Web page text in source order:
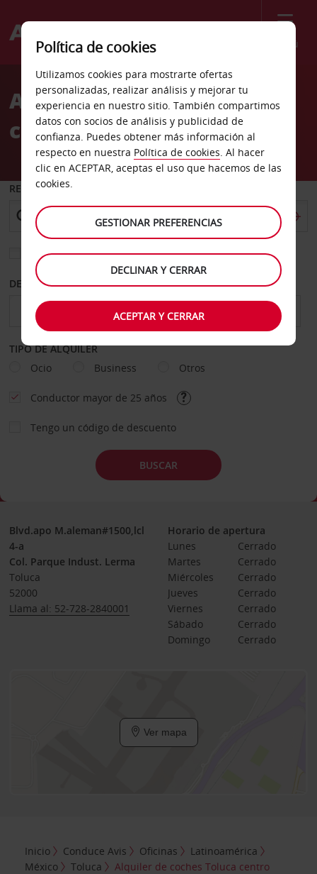
Menú
Welcome
AvisAlquiler de coches Toluca
centro
RECOGER EN
Elegir otra oficina de devolución
DESDE HASTA
TIPO DE ALQUILER
Ocio
Business Otros
Conductor mayor de 25 años
Tengo un código de descuento
BUSCAR
Blvd.apo M.aleman#1500,lcl
4-a
Col. Parque Indust. Lerma
Toluca
52000
Llama al: 52-728-2840001
Horario de apertura
Lunes
Cerrado
Martes
Cerrado
Miércoles
Cerrado
Jueves
Cerrado
Viernes
Cerrado
Sábado
Cerrado
Domingo
Cerrado
Ver mapa
Inicio Conduce Avis Oficinas
Latinoamérica
México
Toluca Alquiler de coches Toluca centro
Política de cookies
Utilizamos cookies para mostrarte ofertas
personalizadas, realizar análisis y mejorar tu
experiencia en nuestro sitio. También compartimos
datos con socios de análisis y publicidad de
confianza. Puedes obtener más información al
respecto en nuestra Política de cookies. Al hacer
clic en ACEPTAR, aceptas el uso que hacemos de las
cookies.
GESTIONAR PREFERENCIAS
DECLINAR Y CERRAR
ACEPTAR Y CERRAR